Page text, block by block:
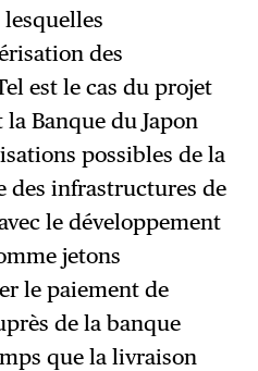
des
est le cas du projet
la Banque du Japon
possibles de la
des infrastructures de
le développement
jetons
le paiement de
de la banque
que la livraison